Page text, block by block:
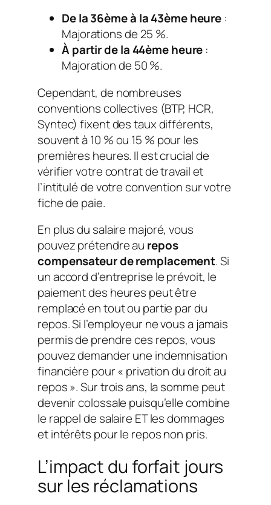
De la 36ème à la 43ème heure :
Majorations de 25 %.
À partir de la 44ème heure :
Majoration de 50 %.
Cependant, de nombreuses
conventions collectives (BTP, HCR,
Syntec) fixent des taux différents,
souvent à 10 % ou 15 % pour les
premières heures. Il est crucial de
vérifier votre contrat de travail et
l’intitulé de votre convention sur votre
fiche de paie.
En plus du salaire majoré, vous
pouvez prétendre au repos
compensateur de remplacement. Si
un accord d’entreprise le prévoit, le
paiement des heures peut être
remplacé en tout ou partie par du
repos. Si l’employeur ne vous a jamais
permis de prendre ces repos, vous
pouvez demander une indemnisation
financière pour « privation du droit au
repos ». Sur trois ans, la somme peut
devenir colossale puisqu’elle combine
le rappel de salaire ET les dommages
et intérêts pour le repos non pris.
L’impact du forfait jours
sur les réclamations